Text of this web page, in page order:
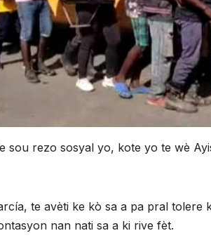
sou rezo sosyal yo, kote yo te wè
te avèti ke kò sa a pa pral tolere
nan nati sa a ki rive fèt.